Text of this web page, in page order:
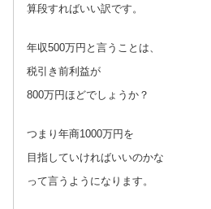
算段すればいい訳です。
年収500万円と言うことは、
税引き前利益が
800万円ほどでしょうか？
つまり年商1000万円を
目指していければいいのかな
って言うようになります。